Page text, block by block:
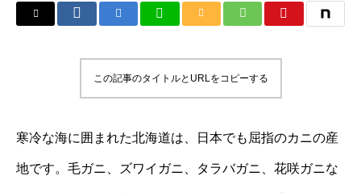
この記事のタイトルとURLをコピーする
寒冷な海に囲まれた北海道は、日本でも屈指のカニの産
地です。毛ガニ、ズワイガニ、タラバガニ、花咲ガニな